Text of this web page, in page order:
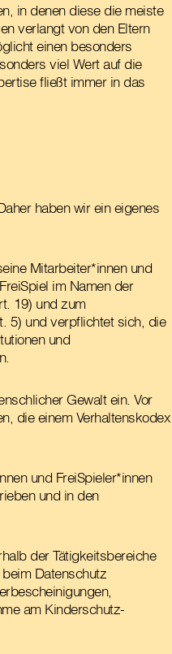
in denen diese die meiste
verlangt von den Eltern
einen besonders
viel Wert auf die
fließt immer in das
haben wir ein eigenes
Mitarbeiter*innen und
im Namen der
19) und zum
5) und verpflichtet sich, die
und
Gewalt ein. Vor
die einem Verhaltenskodex
und FreiSpieler*innen
und in den
der Tätigkeitsbereiche
Datenschutz
am Kinderschutz-